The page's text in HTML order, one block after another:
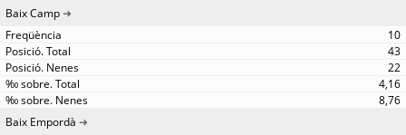
Baix Camp
10
43
22
4,16
8,76
Baix Empordà